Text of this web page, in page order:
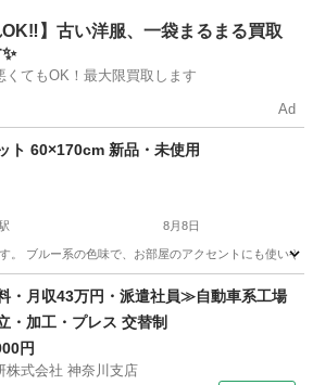
岩駅 収納家具
OK‼️】古い洋服、一袋まるまる買取
くてもOK！最大限買取します
Ad
ト 60×170cm 新品・未使用
8月8日
。 ブルー系の色味で、お部屋のアクセントにも使い
駅 カーペット/マット/ラグ 新品
・月収43万円・派遣社員≫自動車系工場
・加工・プレス 交替制
円
株式会社 神奈川支店